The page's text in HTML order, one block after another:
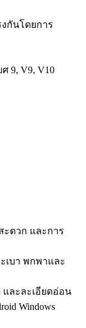
กันโดยการ
ศ 9, V9, V10
ดวก และการ
เบา พกพาและ
ละละเอียดอ่อน
Windows